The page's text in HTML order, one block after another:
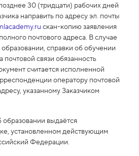
30 (тридцати) рабочих дней
направить по адресу эл. почты
скан-копию заявления
почтового адреса. В случае
справки об обучении
связи обязанность
считается исполненной
оператору почтовой
указанному Заказчиком
выдаётся
установленном действующим
Федерации.